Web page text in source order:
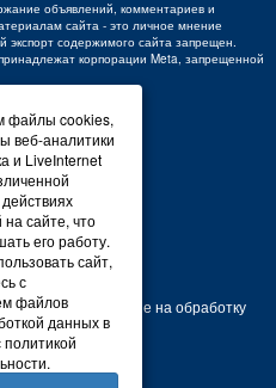
объявлений, комментариев и
сайта - это личное мнение
содержимого сайта запрещен.
корпорации Meta, запрещенной
32-71-28
данных
Согласие на обработку
файлы cookies,
веб-аналитики
и LiveInternet
сайте, что
его работу.
сайт,
с
файлов
данных в
политикой